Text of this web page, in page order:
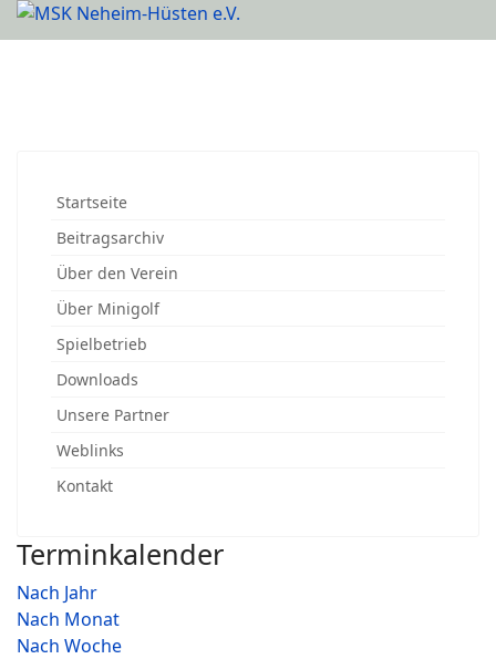
Startseite
Beitragsarchiv
Über den Verein
Über Minigolf
Spielbetrieb
Downloads
Unsere Partner
Weblinks
Kontakt
Terminkalender
Nach Jahr
Nach Monat
Nach Woche